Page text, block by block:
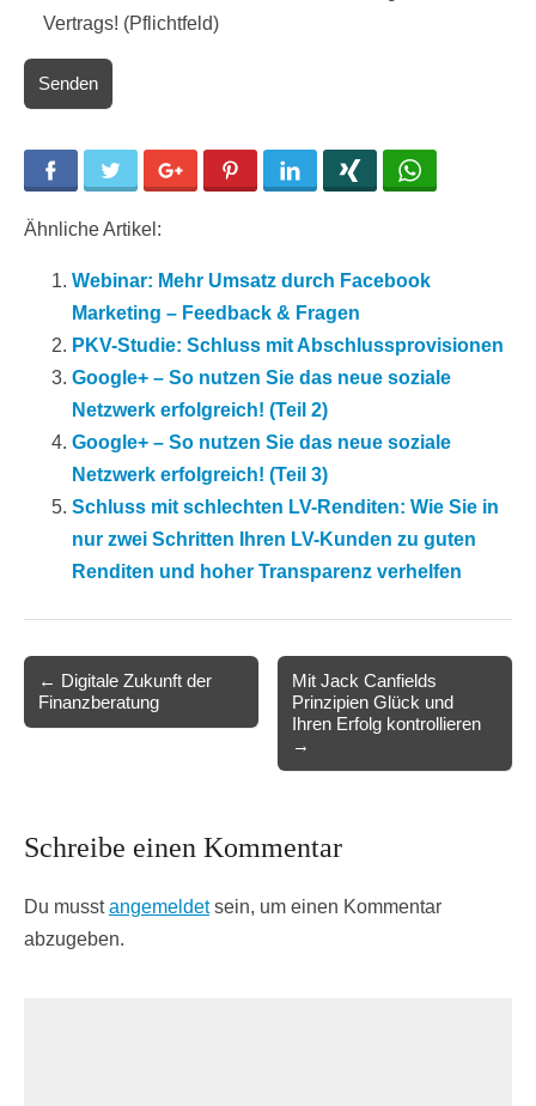
Vertrags! (Pflichtfeld)
Facebook Twitter Google+ Pinterest LinkedIn
Ähnliche Artikel:
Webinar: Mehr Umsatz durch Facebook
Marketing – Feedback & Fragen
PKV-Studie: Schluss mit Abschlussprovisionen
Google+ – So nutzen Sie das neue soziale
Netzwerk erfolgreich! (Teil 2)
Google+ – So nutzen Sie das neue soziale
Netzwerk erfolgreich! (Teil 3)
Schluss mit schlechten LV-Renditen: Wie Sie in
nur zwei Schritten Ihren LV-Kunden zu guten
Renditen und hoher Transparenz verhelfen
navigation
← Digitale Zukunft der
Finanzberatung
Mit Jack Canfields
Prinzipien Glück und
Ihren Erfolg kontrollieren
→
Schreibe einen Kommentar
Du musstangemeldetsein, um einen Kommentar
abzugeben.